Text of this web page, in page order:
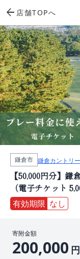
arrow_back 店舗TOPへ
鎌倉市 鎌倉カントリ
【50,000円分】
（電子チケット
有効期限 なし
寄附金額
200,000 円